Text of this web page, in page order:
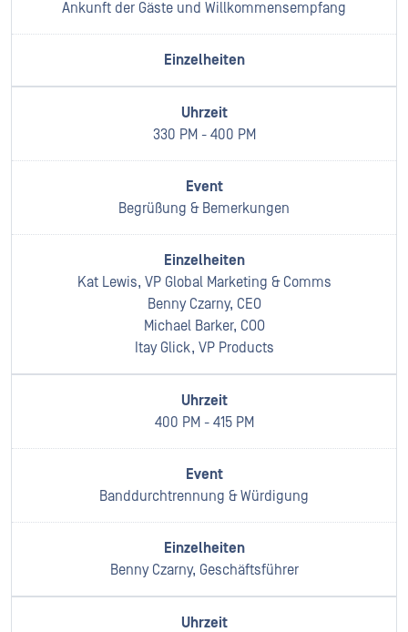
Ankunft der Gäste und Willkommensempfang
330 PM - 400 PM
Begrüßung & Bemerkungen
Kat Lewis, VP Global Marketing & Comms
Benny Czarny, CEO
Michael Barker, COO
Itay Glick, VP Products
400 PM - 415 PM
Banddurchtrennung & Würdigung
Benny Czarny, Geschäftsführer